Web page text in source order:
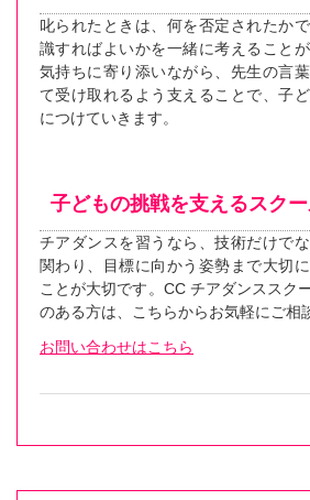
叱られたときは、何を否定されたか
識すればよいかを一緒に考えること
気持ちに寄り添いながら、先生の言
て受け取れるよう支えることで、子
につけていきます。
子どもの挑戦を支えるスク
チアダンスを習うなら、技術だけで
関わり、目標に向かう姿勢まで大切
ことが大切です。CC チアダンススク
のある方は、こちらからお気軽にご相
お問い合わせはこちら